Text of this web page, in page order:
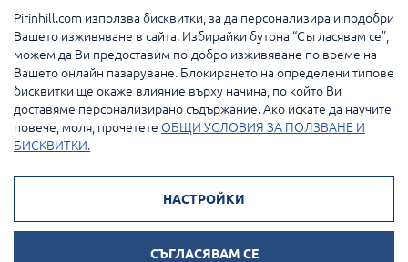
Румъния
Гърция
Нидерландия
Франция
Начини на плащане:
Pirinhill.com използва бисквитки, за да персонализира и подобри
Вашето изживяване в сайта. Избирайки бутона “Съгласявам се”,
можем да Ви предоставим по-добро изживяване по време на
Вашето онлайн пазаруване. Блокирането на определени типове
бисквитки ще окаже влияние върху начина, по който Ви
доставяме персонализирано съдържание. Ако искате да научите
повече, моля, прочетете ОБЩИ УСЛОВИЯ ЗА ПОЛЗВАНЕ И
БИСКВИТКИ.
СЪГЛАСЯВАМ СЕ
НАСТРОЙКИ